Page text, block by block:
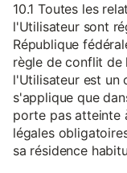
10.1 Toutes les
l'Utilisateur sont
République
règle de conflit de
l'Utilisateur est un
s'applique que
porte pas atteinte
légales
sa résidence